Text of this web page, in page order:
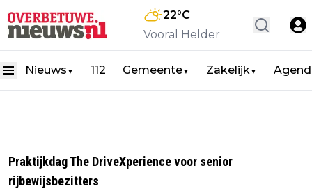
22°C
Vooral Helder
Nieuws ▼ 112 Gemeente▼ Zakelijk▼
Praktijkdag The DriveXperience voor senior
rijbewijsbezitters